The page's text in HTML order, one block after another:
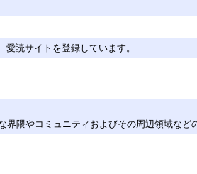
読サイトを登録しています。
隈やコミュニティおよびその周辺領域など